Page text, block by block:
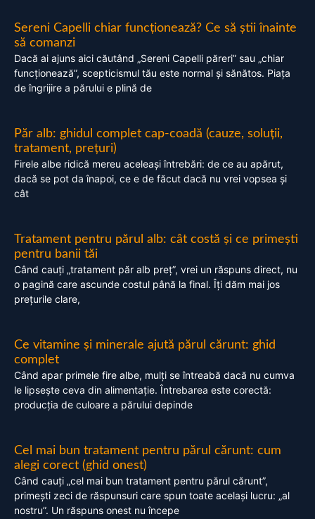
Sereni Capelli chiar funcționează? Ce să știi înainte
să comanzi
Dacă ai ajuns aici căutând „Sereni Capelli păreri” sau „chiar
funcționează”, scepticismul tău este normal și sănătos. Piața
de îngrijire a părului e plină de
Păr alb: ghidul complet cap-coadă (cauze, soluții,
tratament, prețuri)
Firele albe ridică mereu aceleași întrebări: de ce au apărut,
dacă se pot da înapoi, ce e de făcut dacă nu vrei vopsea și
cât
Tratament pentru părul alb: cât costă și ce primești
pentru banii tăi
Când cauți „tratament păr alb preț”, vrei un răspuns direct, nu
o pagină care ascunde costul până la final. Îți dăm mai jos
prețurile clare,
Ce vitamine și minerale ajută părul cărunt: ghid
complet
Când apar primele fire albe, mulți se întreabă dacă nu cumva
le lipsește ceva din alimentație. Întrebarea este corectă:
producția de culoare a părului depinde
Cel mai bun tratament pentru părul cărunt: cum
alegi corect (ghid onest)
Când cauți „cel mai bun tratament pentru părul cărunt”,
primești zeci de răspunsuri care spun toate același lucru: „al
nostru”. Un răspuns onest nu începe